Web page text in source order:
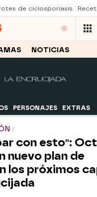
de ciclosporiasis
NOTICIAS
PERSONAJES EXTRAS
con esto":
nuevo plan de
los próximos